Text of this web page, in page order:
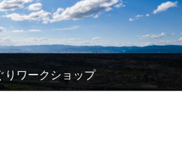
りワークショップ